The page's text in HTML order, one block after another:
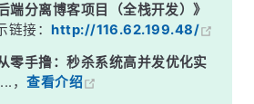
端分离博客项目（全栈开发）》
链接：http://116.62.199.48/
零手撸：秒杀系统高并发优化实
，查看介绍